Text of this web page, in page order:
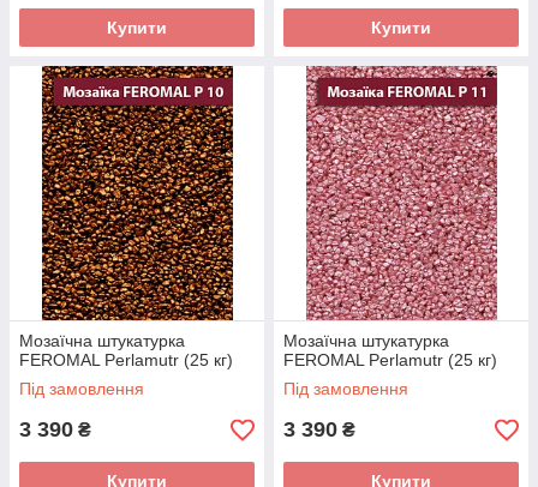
Купити Купити
Мозаїчна штукатурка
FEROMAL Perlamutr (25 кг)
Під замовлення
3 390 ₴
Купити
Мозаїчна штукатурка
FEROMAL Perlamutr (25 кг)
Під замовлення
3 390 ₴
Купити